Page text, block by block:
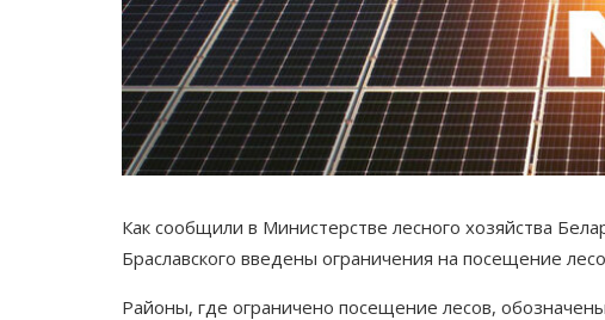
Как сообщили в Министерстве лесного хозяйства
Браславского введены ограничения на посещение
Районы, где ограничено посещение лесов,